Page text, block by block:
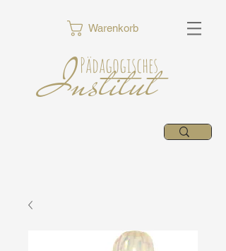
Warenkorb
Pädagogisches
Institut